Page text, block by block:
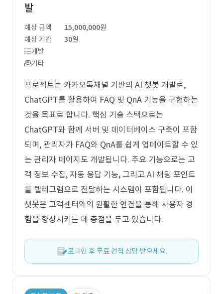
발
예상 금액
15,000,000원
예상 기간
30일
개발
기타
프로젝트는 카카오톡채널 기반의 AI 챗봇 개발로,
ChatGPT를 활용하여 FAQ 및 QnA 기능을 구현하는
것을 목표로 합니다. 핵심 기술 스택으로는
ChatGPT와 함께 서버 및 데이터베이스 구축이 포함
되며, 관리자가 FAQ와 QnA를 쉽게 업데이트할 수 있
는 관리자 페이지도 개발됩니다. 주요 기능으로는 고
객 정보 수집, 자동 응답 기능, 그리고 AI 채팅 포인트
를 텔레그램으로 전달하는 시스템이 포함됩니다. 이
챗봇은 고객센터와의 원활한 연결을 통해 사용자 경
험을 향상시키는 데 중점을 두고 있습니다.
로그인 후 무료 견적 상담 받으세요.